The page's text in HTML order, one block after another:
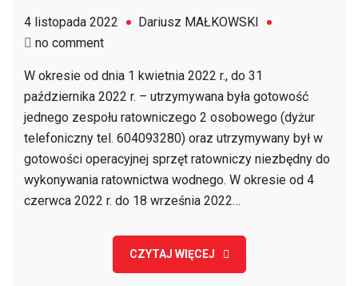
4 listopada 2022
Dariusz MAŁKOWSKI
no commenton
„Zadania
publicznego
pn.
Utrzymanie
gotowości
ratowniczej
sprzętu
ratowniczego
W okresie od dnia 1 kwietnia 2022 r., do 31
października 2022 r. – utrzymywana była gotowość
jednego zespołu ratowniczego 2 osobowego (dyżur
telefoniczny tel. 604093280) oraz utrzymywany był w
gotowości operacyjnej sprzęt ratowniczy niezbędny do
wykonywania ratownictwa wodnego. W okresie od 4
czerwca 2022 r. do 18 września 2022…
CZYTAJ WIĘCEJ